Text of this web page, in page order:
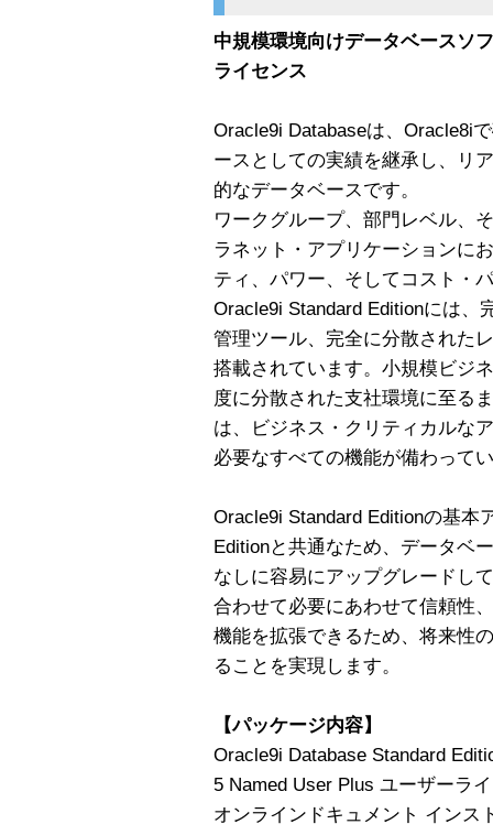
中規模環境向けデータベースソ
ライセンス
Oracle9i Databaseは、Oracle8i
ースとしての実績を継承し、リ
的なデータベースです。
ワークグループ、部門レベル、
ラネット・アプリケーションに
ティ、パワー、そしてコスト・
Oracle9i Standard Editionには、
管理ツール、完全に分散された
搭載されています。小規模ビジ
度に分散された支社環境に至る
は、ビジネス・クリティカルな
必要なすべての機能が備わって
Oracle9i Standard Editionの基本
Editionと共通なため、データベ
なしに容易にアップグレードし
合わせて必要にあわせて信頼性
機能を拡張できるため、将来性
ることを実現します。
【パッケージ内容】
Oracle9i Database Standard
5 Named User Plus ユーザーラ
オンラインドキュメント インス